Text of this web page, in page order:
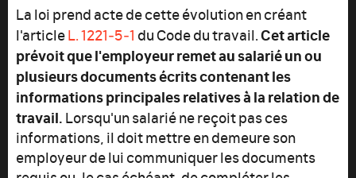
La loi prend acte de cette évolution en créant
l'articleL. 1221‑5‑1 du Code du travail.Cet article
prévoit que l'employeur remet au salarié un ou
plusieurs documents écrits contenant les
informations principales relatives à la relation de
travail.Lorsqu'un salarié ne reçoit pas ces
informations, il doit mettre en demeure son
employeur de lui communiquer les documents